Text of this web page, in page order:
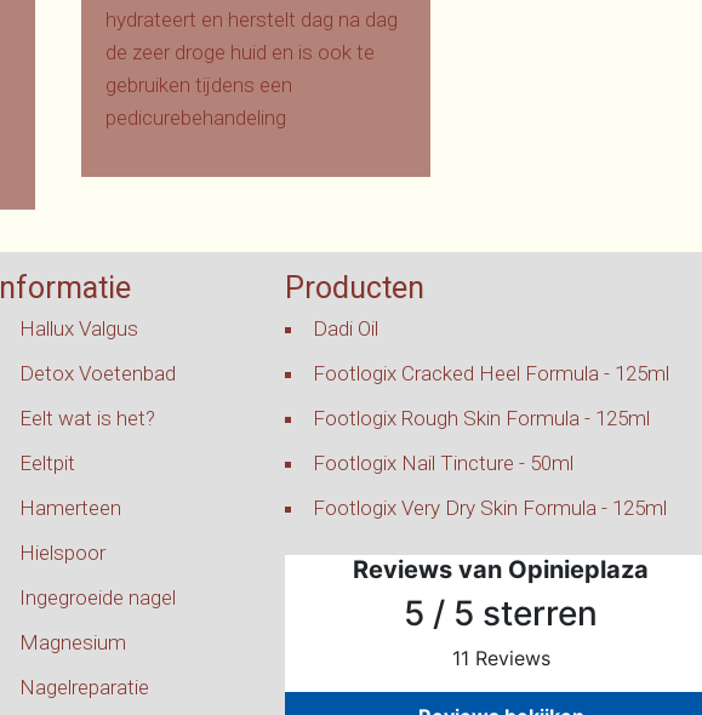
hydrateert en herstelt dag na dag
de zeer droge huid en is ook te
gebruiken tijdens een
pedicurebehandeling
Informatie
Hallux Valgus
Detox Voetenbad
Eelt wat is het?
Eeltpit
Hamerteen
Hielspoor
Ingegroeide nagel
Magnesium
Nagelreparatie
Producten
Dadi Oil
Footlogix Cracked Heel Formula - 125ml
Footlogix Rough Skin Formula - 125ml
Footlogix Nail Tincture - 50ml
Footlogix Very Dry Skin Formula - 125ml